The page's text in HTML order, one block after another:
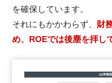
を確保しています。
それにもかかわらず、 財
め、ROEでは後塵を拝し